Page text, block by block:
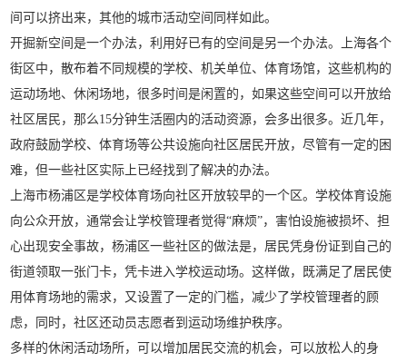
间可以挤出来，其他的城市活动空间同样如此。
开掘新空间是一个办法，利用好已有的空间是另一个办法。上海各个
街区中，散布着不同规模的学校、机关单位、体育场馆，这些机构的
运动场地、休闲场地，很多时间是闲置的，如果这些空间可以开放给
社区居民，那么15分钟生活圈内的活动资源，会多出很多。近几年，
政府鼓励学校、体育场等公共设施向社区居民开放，尽管有一定的困
难，但一些社区实际上已经找到了解决的办法。
上海市杨浦区是学校体育场向社区开放较早的一个区。学校体育设施
向公众开放，通常会让学校管理者觉得“麻烦”，害怕设施被损坏、担
心出现安全事故，杨浦区一些社区的做法是，居民凭身份证到自己的
街道领取一张门卡，凭卡进入学校运动场。这样做，既满足了居民使
用体育场地的需求，又设置了一定的门槛，减少了学校管理者的顾
虑，同时，社区还动员志愿者到运动场维护秩序。
多样的休闲活动场所，可以增加居民交流的机会，可以放松人的身